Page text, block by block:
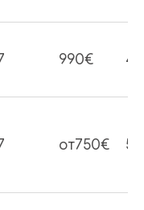
990€ 4
от750€ 5